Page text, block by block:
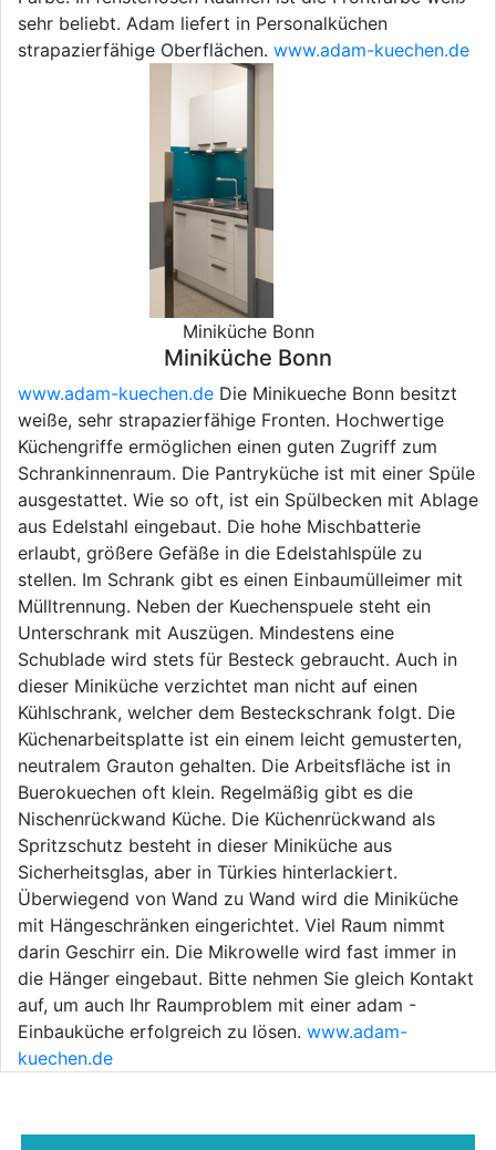
sehr beliebt. Adam liefert in Personalküchen
strapazierfähige Oberflächen. www.adam-kuechen.de
Miniküche Bonn
Miniküche Bonn
www.adam-kuechen.de Die Minikueche Bonn besitzt
weiße, sehr strapazierfähige Fronten. Hochwertige
Küchengriffe ermöglichen einen guten Zugriff zum
Schrankinnenraum. Die Pantryküche ist mit einer Spüle
ausgestattet. Wie so oft, ist ein Spülbecken mit Ablage
aus Edelstahl eingebaut. Die hohe Mischbatterie
erlaubt, größere Gefäße in die Edelstahlspüle zu
stellen. Im Schrank gibt es einen Einbaumülleimer mit
Mülltrennung. Neben der Kuechenspuele steht ein
Unterschrank mit Auszügen. Mindestens eine
Schublade wird stets für Besteck gebraucht. Auch in
dieser Miniküche verzichtet man nicht auf einen
Kühlschrank, welcher dem Besteckschrank folgt. Die
Küchenarbeitsplatte ist ein einem leicht gemusterten,
neutralem Grauton gehalten. Die Arbeitsfläche ist in
Buerokuechen oft klein. Regelmäßig gibt es die
Nischenrückwand Küche. Die Küchenrückwand als
Spritzschutz besteht in dieser Miniküche aus
Sicherheitsglas, aber in Türkies hinterlackiert.
Überwiegend von Wand zu Wand wird die Miniküche
mit Hängeschränken eingerichtet. Viel Raum nimmt
darin Geschirr ein. Die Mikrowelle wird fast immer in
die Hänger eingebaut. Bitte nehmen Sie gleich Kontakt
auf, um auch Ihr Raumproblem mit einer adam -
Einbauküche erfolgreich zu lösen. www.adam-
kuechen.de